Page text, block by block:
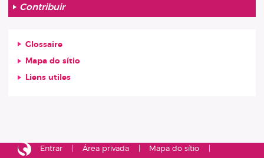
Contribuir
Glossaire
Mapa do sítio
Liens utiles
Entrar Área privada Mapa do sítio